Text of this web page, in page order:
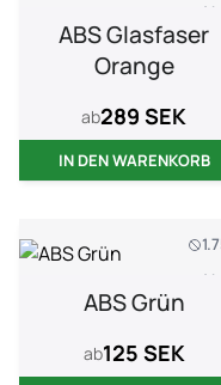
1 kg
ABS Glasfaser
Orange
ab289 SEK
IN DEN WARENKORB
1 kg
ABS Grün
ab125 SEK